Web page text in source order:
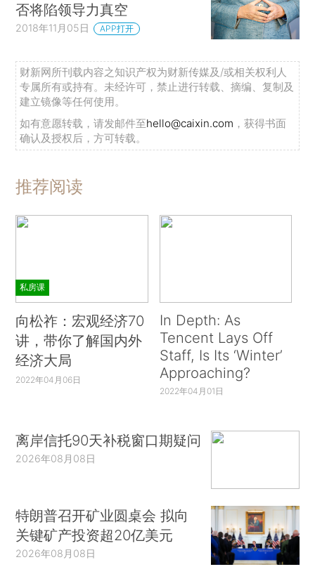
否将陷领导力真空
2018年11月05日 APP打开
财新网所刊载内容之知识产权为财新传媒及/或相关权利人
专属所有或持有。未经许可，禁止进行转载、摘编、复制及
建立镜像等任何使用。
如有意愿转载，请发邮件至hello@caixin.com ，获得书面
确认及授权后，方可转载。
推荐阅读
私房课
向松祚：宏观经济70
讲，带你了解国内外
经济大局
2022年04月06日
In Depth: As
Tencent Lays Off
Staff, Is Its ‘Winter’
Approaching?
2022年04月01日
离岸信托90天补税窗口期疑问
2026年08月08日
特朗普召开矿业圆桌会 拟向
关键矿产投资超20亿美元
2026年08月08日